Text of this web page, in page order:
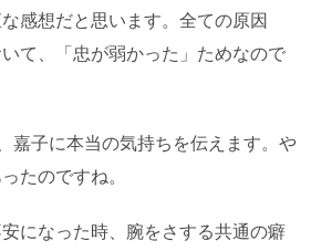
感想だと思います。全ての原因
て、「忠が弱かった」ためなので
嘉子に本当の気持ちを伝えます。や
たのですね。
になった時、腕をさする共通の癖